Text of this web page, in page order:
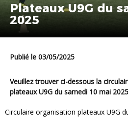
Plateaux U9G du
2025
Publié le 03/05/2025
Veuillez trouver ci-dessous la circulaire d’organisation des
plateaux U9G du samedi 10 mai
Circulaire organisation plateaux U9G